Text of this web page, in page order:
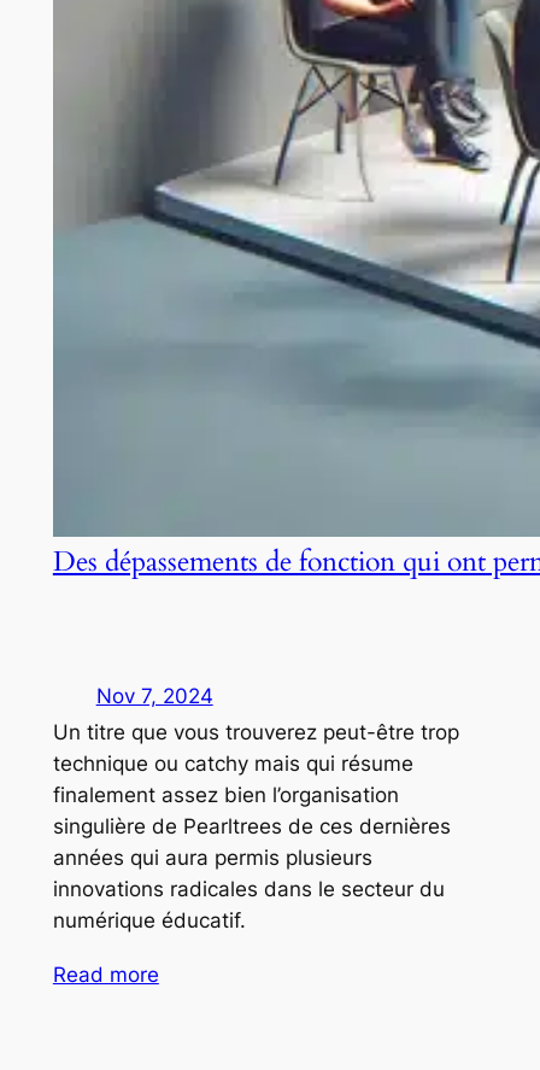
Des dépassements de fonction qui ont
Nov 7, 2024
Un titre que vous trouverez peut-être trop
technique ou catchy mais qui résume
finalement assez bien l’organisation
singulière de Pearltrees de ces dernières
années qui aura permis plusieurs
innovations radicales dans le secteur du
numérique éducatif.
Read more